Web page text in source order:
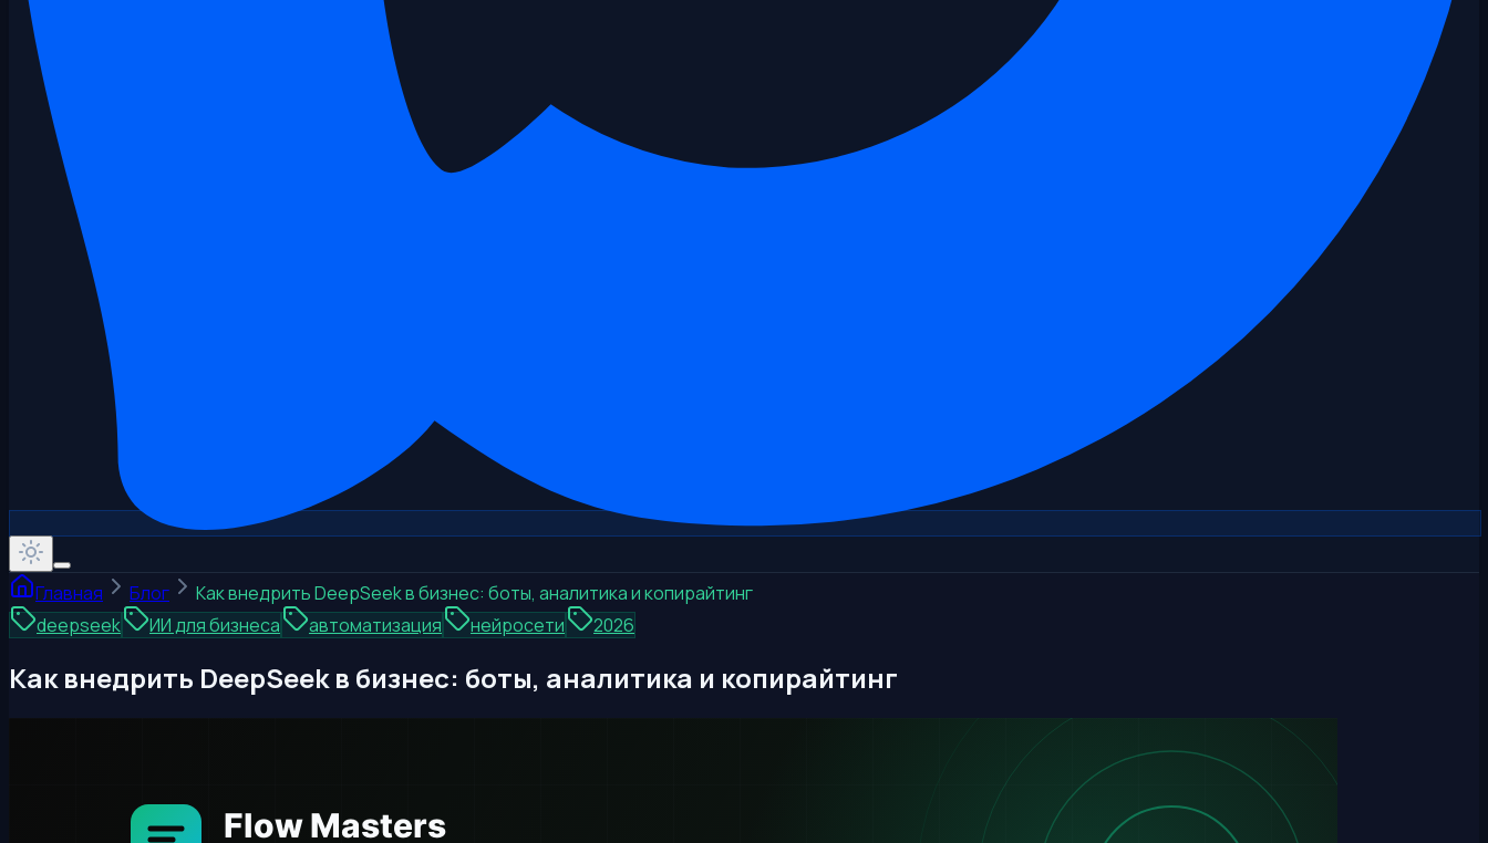
Главная Блог
Как внедрить DeepSeek в бизнес: боты, аналитика и копирайтинг
deepseek
ИИ для бизнеса автоматизация нейросети 2026
Как внедрить DeepSeek в бизнес: боты, аналитика и копирайтинг